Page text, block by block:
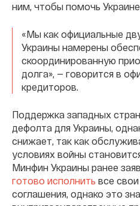
ним, чтобы помочь
«Мы как официальные
Украины намерены
скоординированную
долга», — говорится в
кредиторов.
Поддержка западных
дефолта для Украины,
снижает, так как
условиях войны
Минфин Украины ранее
готово исполнить все
соглашения, однако это